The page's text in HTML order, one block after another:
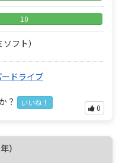
10
フト）
ドライブ
？ いいね！
0
）